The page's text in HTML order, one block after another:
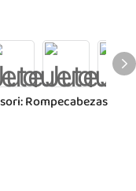
Rompecabezas